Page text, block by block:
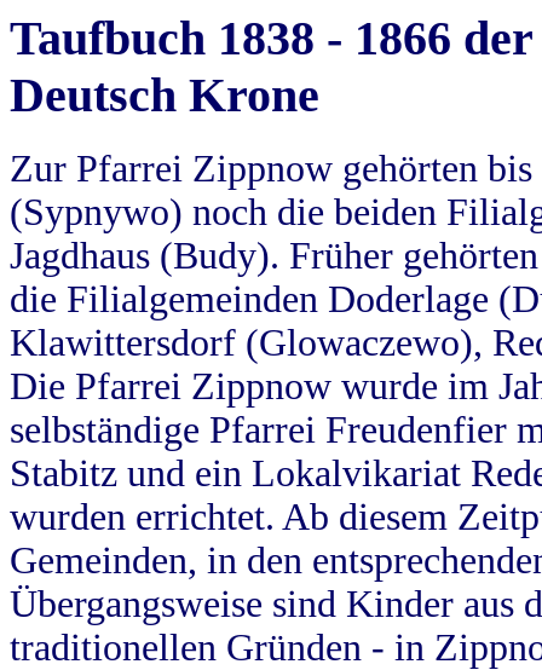
Taufbuch 1838 - 1866
Deutsch Krone
Zur Pfarrei Zippnow gehörten
(Sypnywo) noch die beiden
Jagdhaus (Budy). Früher
die Filialgemeinden Doderlage
Klawittersdorf (Glowaczewo),
Die Pfarrei Zippnow wurde im
selbständige Pfarrei Freudenfier
Stabitz und ein Lokalvikariat
wurden errichtet. Ab diesem
Gemeinden, in den
Übergangsweise sind Kinder aus
traditionellen Gründen - in